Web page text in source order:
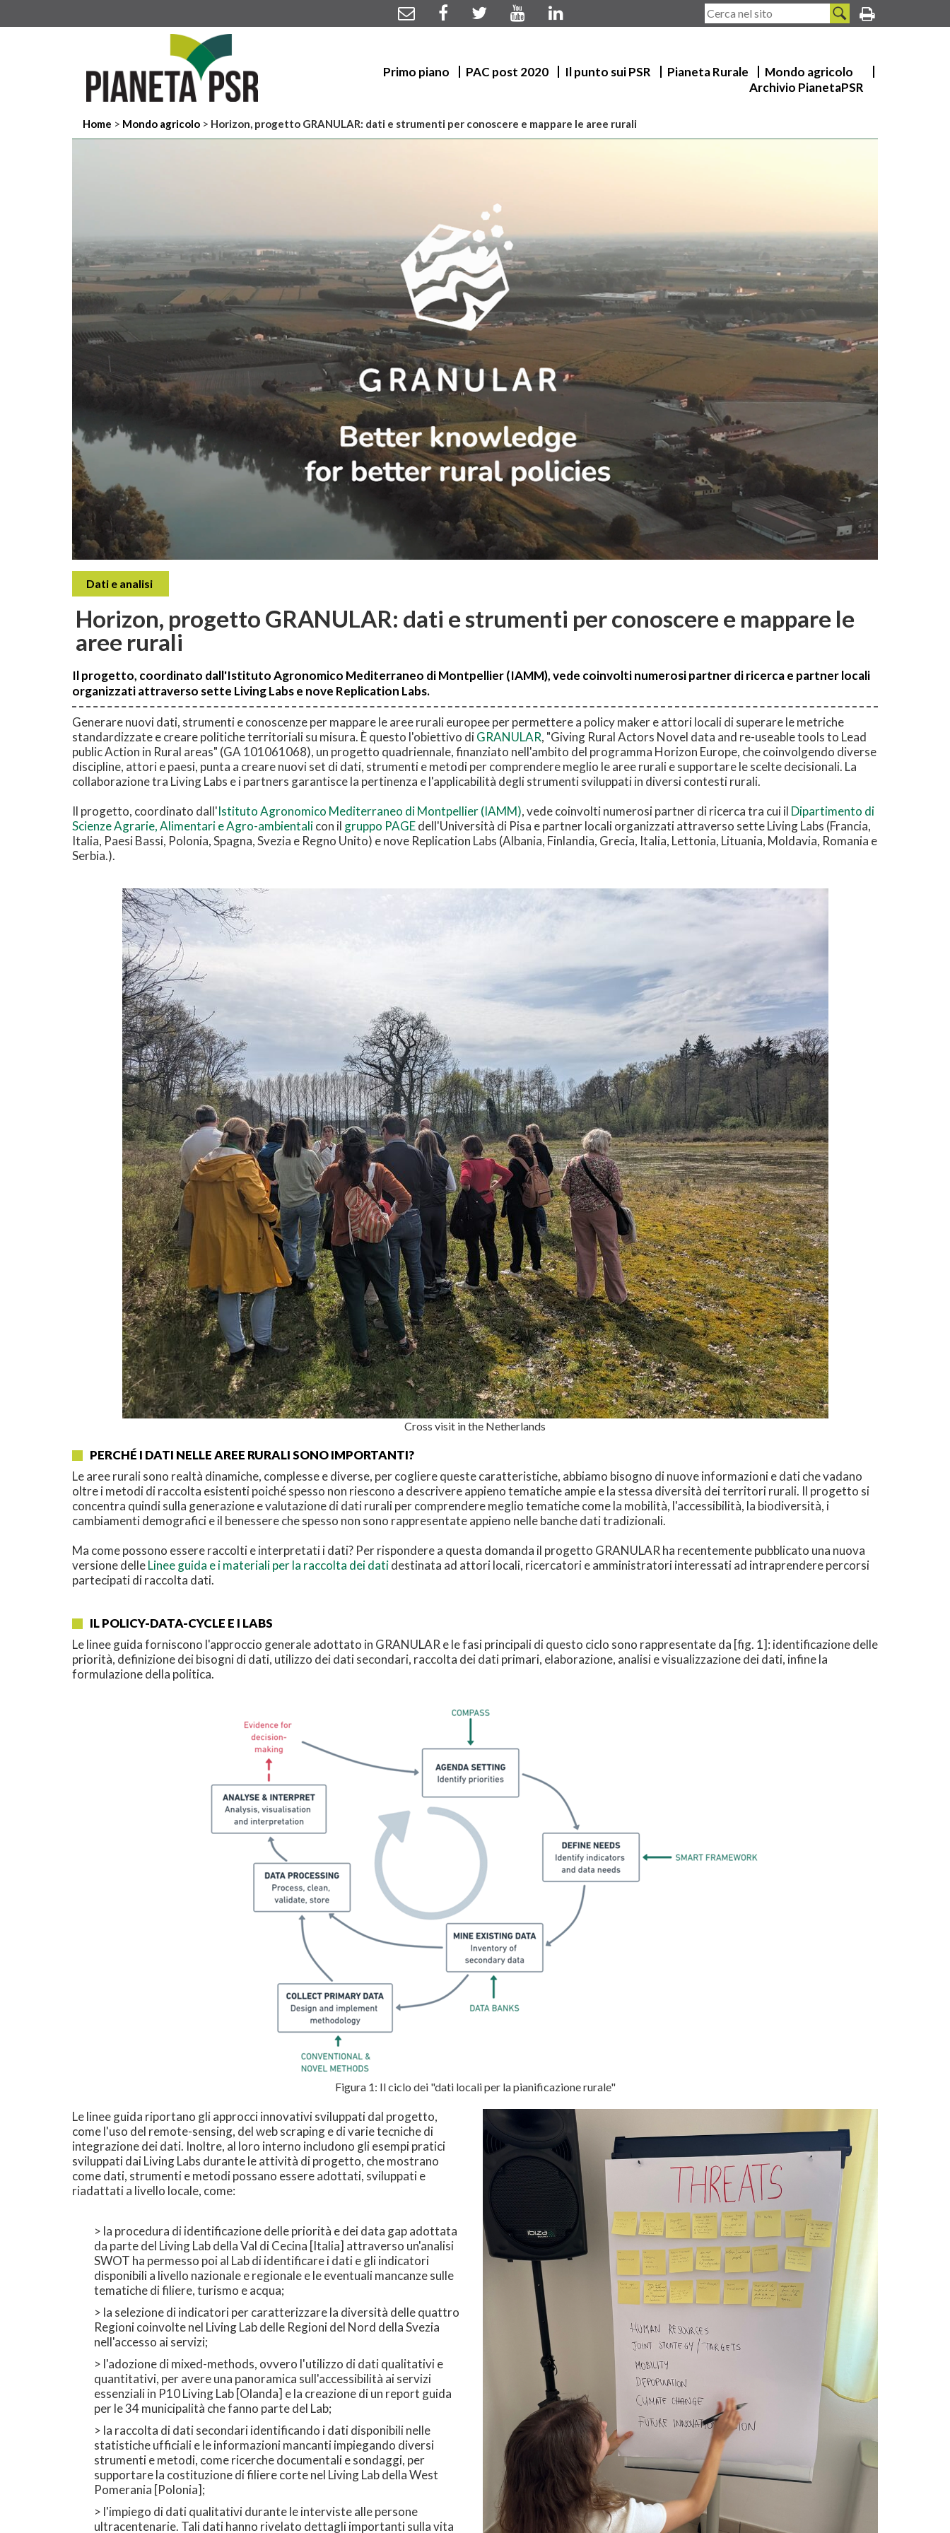
Primo piano PAC post 2020 Il punto sui PSR Pianeta Rurale
Mondo agricolo
Archivio PianetaPSR
Home > Mondo agricolo > Horizon, progetto GRANULAR: dati e strumenti per conoscere e mappare le aree rurali
Dati e analisi
Horizon, progetto GRANULAR: dati e strumenti per conoscere e mappare le
aree rurali
Il progetto, coordinato dall'Istituto Agronomico Mediterraneo di Montpellier (IAMM), vede coinvolti numerosi partner di ricerca e partner locali
organizzati attraverso sette Living Labs e nove Replication Labs.
Generare nuovi dati, strumenti e conoscenze per mappare le aree rurali europee per permettere a policy maker e attori locali di superare le metriche
standardizzate e creare politiche territoriali su misura. È questo l'obiettivo diGRANULAR, "Giving Rural Actors Novel data and re-useable tools to Lead
public Action in Rural areas" (GA 101061068), un progetto quadriennale, finanziato nell'ambito del programma Horizon Europe, che coinvolgendo diverse
discipline, attori e paesi, punta a creare nuovi set di dati, strumenti e metodi per comprendere meglio le aree rurali e supportare le scelte decisionali. La
collaborazione tra Living Labs e i partners garantisce la pertinenza e l'applicabilità degli strumenti sviluppati in diversi contesti rurali.
Il progetto, coordinato dall'Istituto Agronomico Mediterraneo di Montpellier (IAMM), vede coinvolti numerosi partner di ricerca tra cui il Dipartimento di
Scienze Agrarie, Alimentari e Agro-ambientalicon il gruppo PAGEdell'Università di Pisa e partner locali organizzati attraverso sette Living Labs (Francia,
Italia, Paesi Bassi, Polonia, Spagna, Svezia e Regno Unito) e nove Replication Labs (Albania, Finlandia, Grecia, Italia, Lettonia, Lituania, Moldavia, Romania e
Serbia.).
Cross visit in the Netherlands
PERCHÉ I DATI NELLE AREE RURALI SONO IMPORTANTI?
Le aree rurali sono realtà dinamiche, complesse e diverse, per cogliere queste caratteristiche, abbiamo bisogno di nuove informazioni e dati che vadano
oltre i metodi di raccolta esistenti poiché spesso non riescono a descrivere appieno tematiche ampie e la stessa diversità dei territori rurali. Il progetto si
concentra quindi sulla generazione e valutazione di dati rurali per comprendere meglio tematiche come la mobilità, l'accessibilità, la biodiversità, i
cambiamenti demografici e il benessere che spesso non sono rappresentate appieno nelle banche dati tradizionali.
Ma come possono essere raccolti e interpretati i dati? Per rispondere a questa domanda il progetto GRANULAR ha recentemente pubblicato una nuova
versione delleLinee guida e i materiali per la raccolta dei datidestinata ad attori locali, ricercatori e amministratori interessati ad intraprendere percorsi
partecipati di raccolta dati.
IL POLICY-DATA-CYCLE E I LABS
Le linee guida forniscono l'approccio generale adottato in GRANULAR e le fasi principali di questo ciclo sono rappresentate da [fig. 1]: identificazione delle
priorità, definizione dei bisogni di dati, utilizzo dei dati secondari, raccolta dei dati primari, elaborazione, analisi e visualizzazione dei dati, infine la
formulazione della politica.
Figura 1: Il ciclo dei "dati locali per la pianificazione rurale"
Le linee guida riportano gli approcci innovativi sviluppati dal progetto,
come l'uso del remote-sensing, del web scraping e di varie tecniche di
integrazione dei dati. Inoltre, al loro interno includono gli esempi pratici
sviluppati dai Living Labs durante le attività di progetto, che mostrano
come dati, strumenti e metodi possano essere adottati, sviluppati e
riadattati a livello locale, come:
> la procedura di identificazione delle priorità e dei data gap adottata
da parte del Living Lab della Val di Cecina [Italia] attraverso un'analisi
SWOT ha permesso poi al Lab di identificare i dati e gli indicatori
disponibili a livello nazionale e regionale e le eventuali mancanze sulle
tematiche di filiere, turismo e acqua;
> la selezione di indicatori per caratterizzare la diversità delle quattro
Regioni coinvolte nel Living Lab delle Regioni del Nord della Svezia
nell'accesso ai servizi;
> l'adozione di mixed-methods, ovvero l'utilizzo di dati qualitativi e
quantitativi, per avere una panoramica sull'accessibilità ai servizi
essenziali in P10 Living Lab [Olanda] e la creazione di un report guida
per le 34 municipalità che fanno parte del Lab;
> la raccolta di dati secondari identificando i dati disponibili nelle
statistiche ufficiali e le informazioni mancanti impiegando diversi
strumenti e metodi, come ricerche documentali e sondaggi, per
supportare la costituzione di filiere corte nel Living Lab della West
Pomerania [Polonia];
> l'impiego di dati qualitativi durante le interviste alle persone
ultracentenarie. Tali dati hanno rivelato dettagli importanti sulla vita